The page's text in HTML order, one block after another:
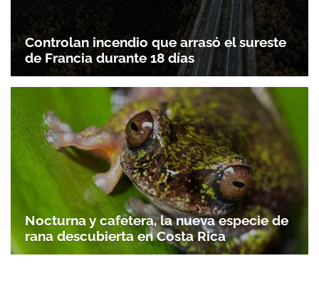
Controlan incendio que arrasó el sureste
de Francia durante 18 días
Nocturna y cafetera, la nueva especie de
rana descubierta en Costa Rica